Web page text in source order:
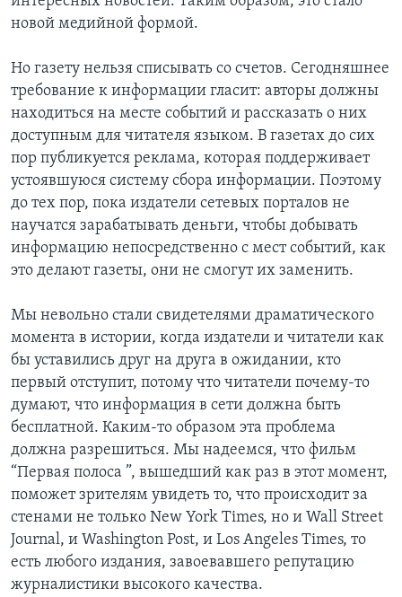
новой медийной формой.
Но газету нельзя списывать со счетов. Сегодняшнее
требование к информации гласит: авторы должны
находиться на месте событий и рассказать о них
доступным для читателя языком. В газетах до сих
пор публикуется реклама, которая поддерживает
устоявшуюся систему сбора информации. Поэтому
до тех пор, пока издатели сетевых порталов не
научатся зарабатывать деньги, чтобы добывать
информацию непосредственно с мест событий, как
это делают газеты, они не смогут их заменить.
Мы невольно стали свидетелями драматического
момента в истории, когда издатели и читатели как
бы уставились друг на друга в ожидании, кто
первый отступит, потому что читатели почему-то
думают, что информация в сети должна быть
бесплатной. Каким-то образом эта проблема
должна разрешиться. Мы надеемся, что фильм
“Первая полоса ”, вышедший как раз в этот момент,
поможет зрителям увидеть то, что происходит за
стенами не только New York Times, но и Wall Street
Journal, и Washington Post, и Los Angeles Times, то
есть любого издания, завоевавшего репутацию
журналистики высокого качества.